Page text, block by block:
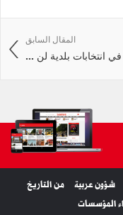
المقال السابق
انتخابات بلدية لن ...
شؤون عربية
من التاريخ
المؤسسات